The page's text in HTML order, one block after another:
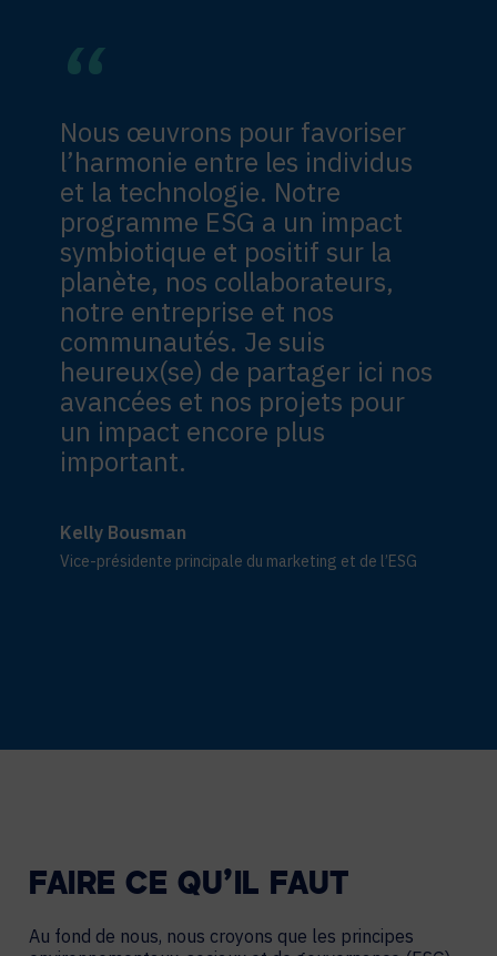
Nous œuvrons pour favoriser
l’harmonie entre les individus
et la technologie. Notre
programme ESG a un impact
symbiotique et positif sur la
planète, nos collaborateurs,
notre entreprise et nos
communautés. Je suis
heureux(se) de partager ici nos
avancées et nos projets pour
un impact encore plus
important.
Kelly Bousman
Vice-présidente principale du marketing et de l’ESG
FAIRE CE QU’IL FAUT
Au fond de nous, nous croyons que les principes